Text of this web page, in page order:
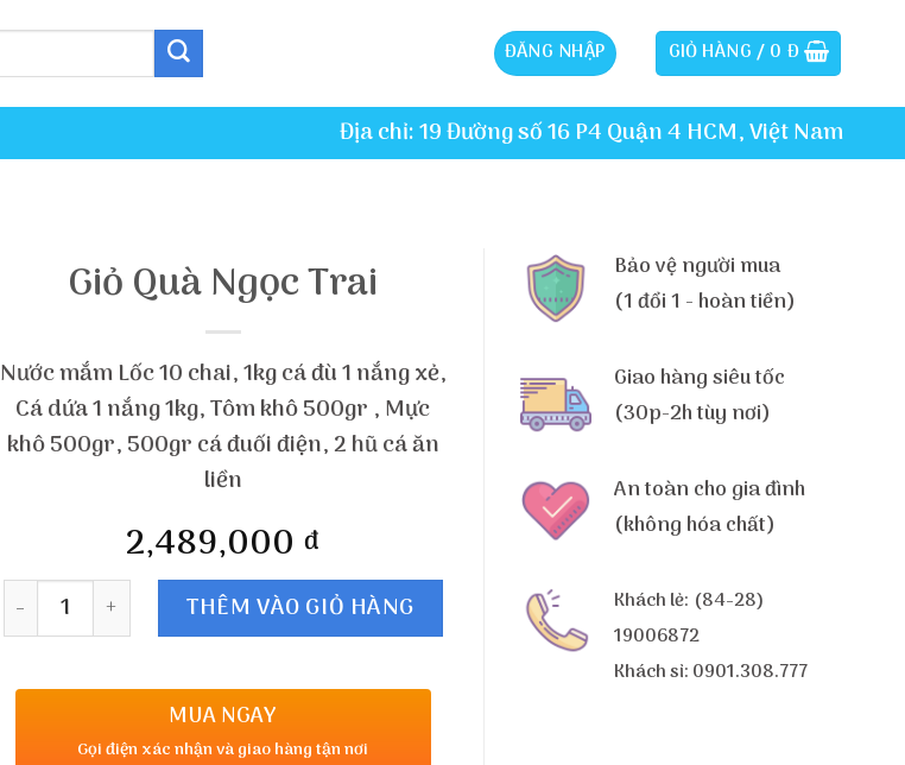
ĐĂNG NHẬP GIỎ HÀNG / 0 Đ
Địa chỉ: 19 Đường số 16 P4 Quận 4 HCM, Việt Nam
Giỏ Quà Ngọc Trai
Nước mắm Lốc 10 chai, 1kg cá đù 1 nắng xẻ,
Cá dứa 1 nắng 1kg, Tôm khô 500gr , Mực
khô 500gr, 500gr cá đuối điện, 2 hũ cá ăn
liền
2,489,000đ
Số lượng THÊM VÀO GIỎ HÀNG
MUA NGAY
Gọi điện xác nhận và giao hàng tận nơi
Bảo vệ người mua
(1 đổi 1 - hoàn tiền)
Giao hàng siêu tốc
(30p-2h tùy nơi)
An toàn cho gia đình
(không hóa chất)
Khách lẻ: (84-28)
19006872
Khách sỉ: 0901.308.777